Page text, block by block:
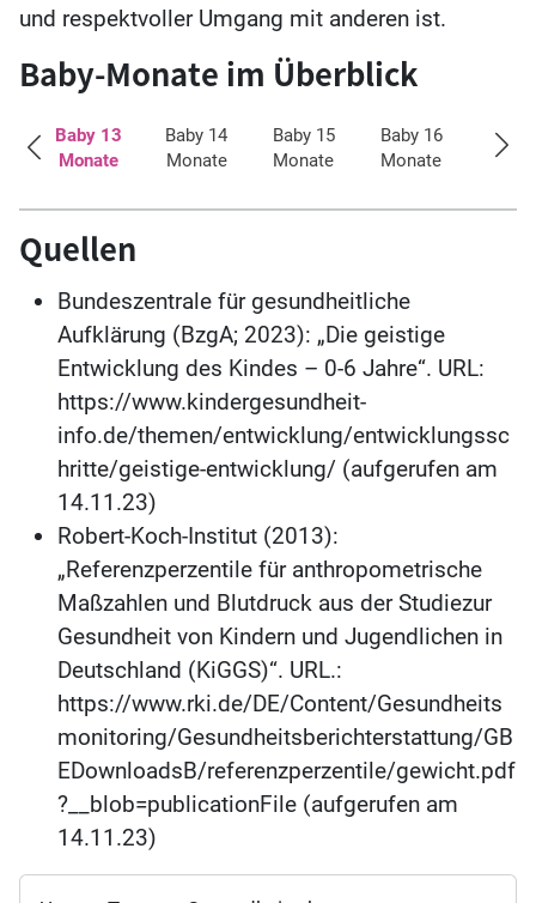
und respektvoller Umgang mit anderen ist.
Baby-Monate im Überblick
Baby 13
Monate
Baby 14
Monate
Baby 15
Monate
Baby 16
Monate
Baby
Quellen
Bundeszentrale für gesundheitliche
Aufklärung (BzgA; 2023): „Die geistige
Entwicklung des Kindes – 0-6 Jahre“. URL:
https://www.kindergesundheit-
info.de/themen/entwicklung/entwicklungssc
hritte/geistige-entwicklung/ (aufgerufen am
14.11.23)
Robert-Koch-Institut (2013):
„Referenzperzentile für anthropometrische
Maßzahlen und Blutdruck aus der Studiezur
Gesundheit von Kindern und Jugendlichen in
Deutschland (KiGGS)“. URL.:
https://www.rki.de/DE/Content/Gesundheits
monitoring/Gesundheitsberichterstattung/GB
EDownloadsB/referenzperzentile/gewicht.pdf
?__blob=publicationFile (aufgerufen am
14.11.23)